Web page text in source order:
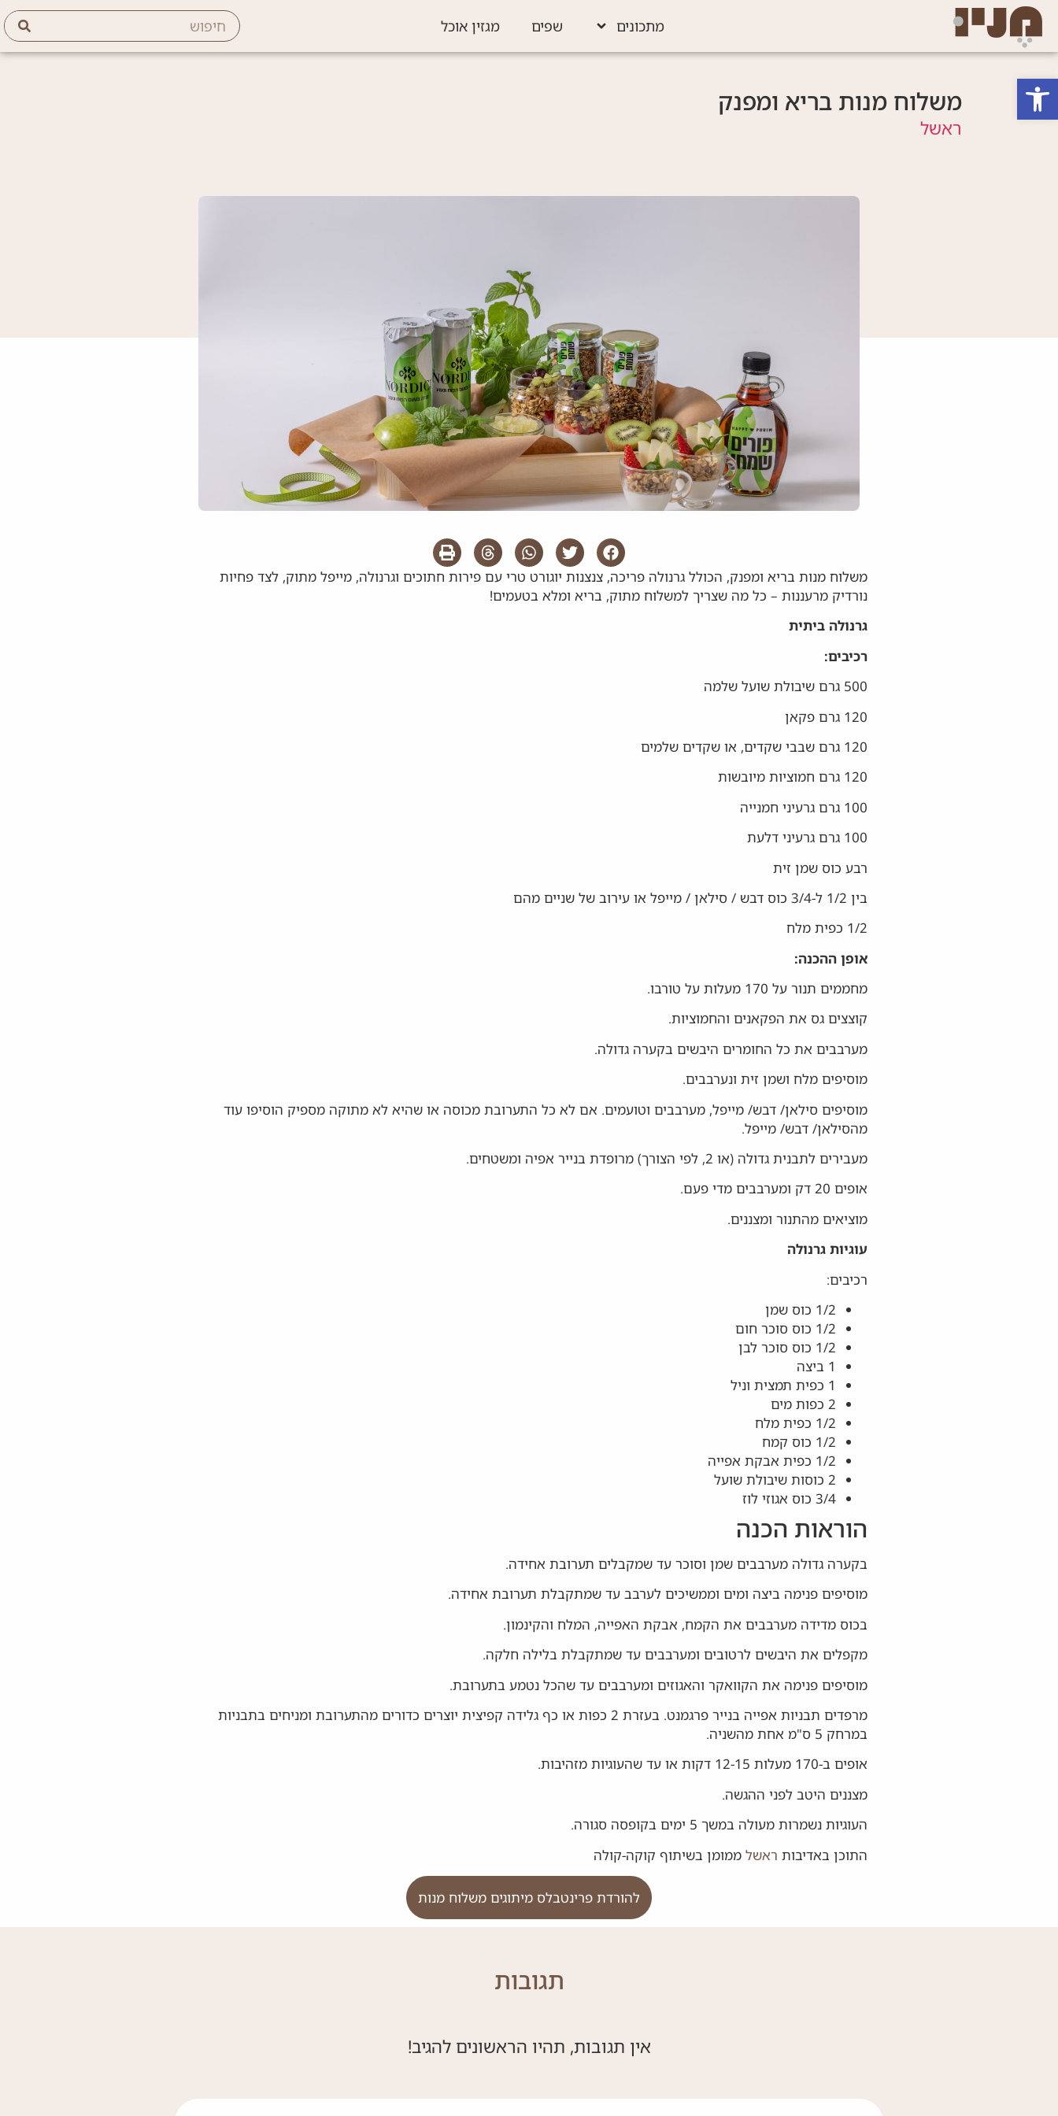
פתח סרגל נגישות
מתכונים שפים מגזין אוכל
משלוח מנות בריא ומפנק
ראשל
משלוח מנות בריא ומפנק, הכולל גרנולה פריכה, צנצנות יוגורט טרי עם פירות חתוכים וגרנולה, מייפל מתוק, לצד פחיות
נורדיק מרעננות – כל מה שצריך למשלוח מתוק, בריא ומלא בטעמים!
גרנולה ביתית
רכיבים:
500 גרם שיבולת שועל שלמה
120 גרם פקאן
120 גרם שבבי שקדים, או שקדים שלמים
120 גרם חמוציות מיובשות
100 גרם גרעיני חמנייה
100 גרם גרעיני דלעת
רבע כוס שמן זית
בין 1/2 ל-3/4 כוס דבש / סילאן / מייפל או עירוב של שניים מהם
1/2 כפית מלח
אופן ההכנה:
מחממים תנור על 170 מעלות על טורבו.
קוצצים גס את הפקאנים והחמוציות.
מערבבים את כל החומרים היבשים בקערה גדולה.
מוסיפים מלח ושמן זית ונערבבים.
מוסיפים סילאן/ דבש/ מייפל, מערבבים וטועמים. אם לא כל התערובת מכוסה או שהיא לא מתוקה מספיק הוסיפו עוד
מהסילאן/ דבש/ מייפל.
מעבירים לתבנית גדולה (או 2, לפי הצורך) מרופדת בנייר אפיה ומשטחים.
אופים 20 דק ומערבבים מדי פעם.
מוציאים מהתנור ומצננים.
עוגיות גרנולה
רכיבים:
1/2 כוס שמן
1/2 כוס סוכר חום
1/2 כוס סוכר לבן
1 ביצה
1 כפית תמצית וניל
2 כפות מים
1/2 כפית מלח
1/2 כוס קמח
1/2 כפית אבקת אפייה
2 כוסות שיבולת שועל
3/4 כוס אגוזי לוז
הוראות הכנה
בקערה גדולה מערבבים שמן וסוכר עד שמקבלים תערובת אחידה.
מוסיפים פנימה ביצה ומים וממשיכים לערבב עד שמתקבלת תערובת אחידה.
בכוס מדידה מערבבים את הקמח, אבקת האפייה, המלח והקינמון.
מקפלים את היבשים לרטובים ומערבבים עד שמתקבלת בלילה חלקה.
מוסיפים פנימה את הקוואקר והאגוזים ומערבבים עד שהכל נטמע בתערובת.
מרפדים תבניות אפייה בנייר פרגמנט. בעזרת 2 כפות או כף גלידה קפיצית יוצרים כדורים מהתערובת ומניחים בתבניות
במרחק 5 ס"מ אחת מהשניה.
אופים ב-170 מעלות 12-15 דקות או עד שהעוגיות מזהיבות.
מצננים היטב לפני ההגשה.
העוגיות נשמרות מעולה במשך 5 ימים בקופסה סגורה.
התוכן באדיבות ראשלממומן בשיתוף קוקה-קולה
להורדת פרינטבלס מיתוגים משלוח מנות
תגובות
אין תגובות, תהיו הראשונים להגיב!